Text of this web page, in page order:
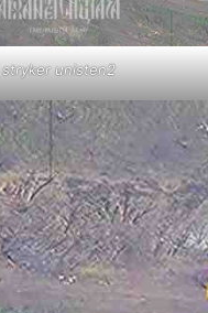
stryker unisten2